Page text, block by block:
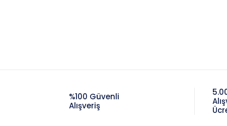
%100 Güvenli
Alışveriş